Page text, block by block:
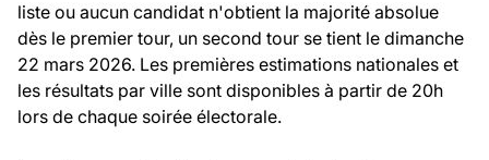
liste ou aucun candidat n'obtient la majorité absolue
dès le premier tour, un second tour se tient le dimanche
22 mars 2026. Les premières estimations nationales et
les résultats par ville sont disponibles à partir de 20h
lors de chaque soirée électorale.